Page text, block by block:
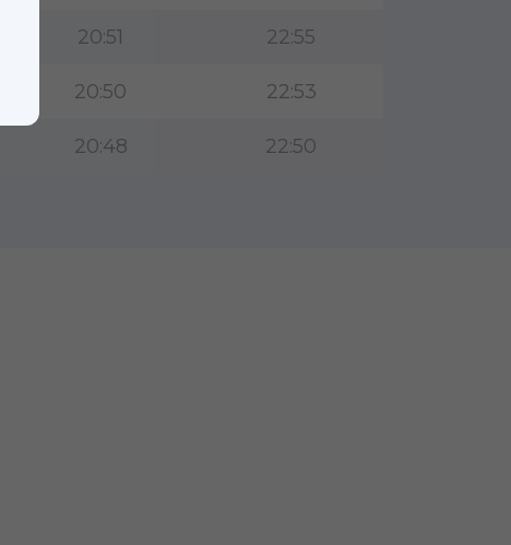
20:51 22:55
20:50 22:53
20:48 22:50